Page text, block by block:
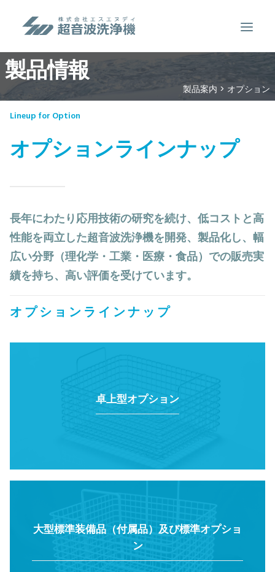
製品案内
超音波洗浄のしくみ
用途
お問い合わせ
製品情報
製品案内 > オプション
Lineup for Option
オプションラインナップ
長年にわたり応用技術の研究を続け、低コストと高
性能を両立した超音波洗浄機を開発、製品化し、幅
広い分野（理化学・工業・医療・食品）での販売実
績を持ち、高い評価を受けています。
オプションラインナップ
卓上型オプション
大型標準装備品（付属品）及び標準オプショ
ン